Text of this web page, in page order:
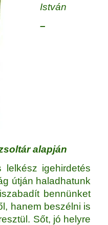
István
–
alapján
lelkész igehirdetés
útján haladhatunk
bennünket
hanem beszélni is
Sőt, jó helyre